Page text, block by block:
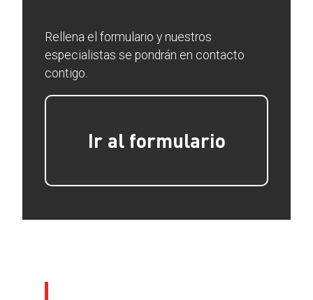
Rellena el formulario y nuestros
especialistas se pondrán en contacto
contigo.
Ir al formulario